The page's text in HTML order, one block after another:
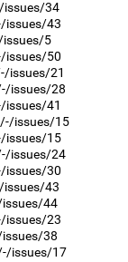
34
issues/43
5
issues/50
issues/21
issues/28
41
issues/15
issues/15
issues/24
issues/30
43
44
issues/23
38
issues/17